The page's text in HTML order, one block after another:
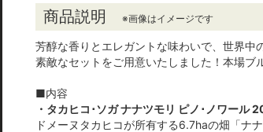
商品説明 ※画像はイメージです
芳醇な香りとエレガントな味わいで、世界中
素敵なセットをご用意いたしました！本場ブ
■内容
・タカヒコ･ソガ ナナツモリ ピノ･ノワール
ドメーヌタカヒコが所有する6.7haの畑「ナ